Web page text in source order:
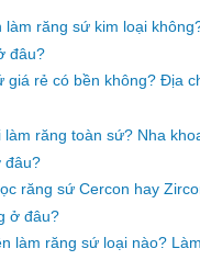
làm răng sứ kim loại
đâu?
giá rẻ có bền không? Địa
làm răng toàn sứ? Nha
đâu?
răng sứ Cercon hay
ở đâu?
làm răng sứ loại nào?